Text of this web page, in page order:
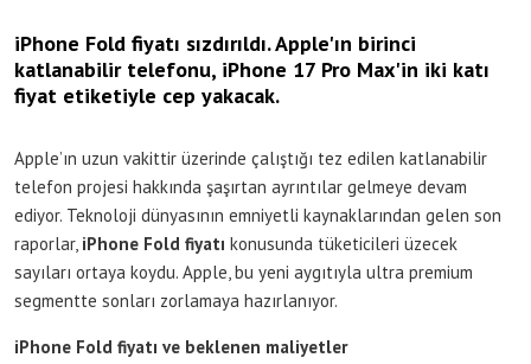
iPhone Fold fiyatı sızdırıldı. Apple'ın birinci
katlanabilir telefonu, iPhone 17 Pro Max'in iki katı
fiyat etiketiyle cep yakacak.
Apple’ın uzun vakittir üzerinde çalıştığı tez edilen katlanabilir
telefon projesi hakkında şaşırtan ayrıntılar gelmeye devam
ediyor. Teknoloji dünyasının emniyetli kaynaklarından gelen son
raporlar, iPhone Fold fiyatı konusunda tüketicileri üzecek
sayıları ortaya koydu. Apple, bu yeni aygıtıyla ultra premium
segmentte sonları zorlamaya hazırlanıyor.
iPhone Fold fiyatı ve beklenen maliyetler